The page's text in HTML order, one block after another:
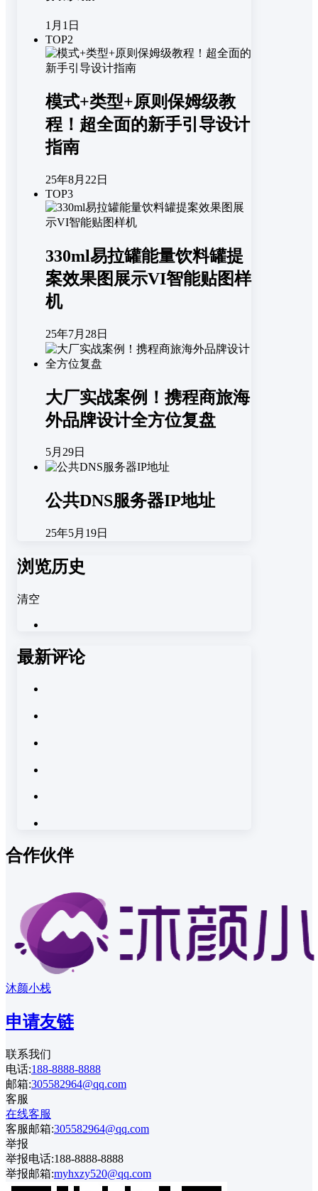
1月1日
TOP2
模式+类型+原则保姆级教
程！超全面的新手引导设计
指南
25年8月22日
TOP3
330ml易拉罐能量饮料罐提
案效果图展示VI智能贴图样
机
25年7月28日
大厂实战案例！携程商旅海
外品牌设计全方位复盘
5月29日
公共DNS服务器IP地址
25年5月19日
浏览历史
清空
最新评论
合作伙伴
沐颜小栈
申请友链
联系我们
电话:188-8888-8888
邮箱:305582964@qq.com
客服
在线客服
客服邮箱:305582964@qq.com
举报
举报电话:188-8888-8888
举报邮箱:myhxzy520@qq.com